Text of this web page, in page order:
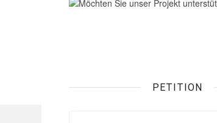
PETITION